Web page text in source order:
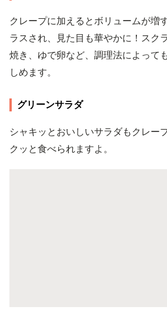
クレープに加えるとボリュームが増
ラスされ、見た目も華やかに！スク
焼き、ゆで卵など、調理法によって
しめます。
グリーンサラダ
シャキッとおいしいサラダもクレー
クッと食べられますよ。